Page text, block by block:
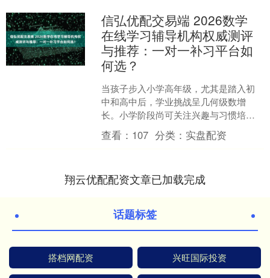
信弘优配交易端 2026数学
在线学习辅导机构权威测评
与推荐：一对一补习平台如
何选？
当孩子步入小学高年级，尤其是踏入初
中和高中后，学业挑战呈几何级数增
长。小学阶段尚可关注兴趣与习惯培
养，初中则面临学科分化与思维转型的
衔接压力，而高中，在新高考“....
查看： 107 分类： 实盘配资
翔云优配配资文章已加载完成
话题标签
搭档网配资 兴旺国际投资